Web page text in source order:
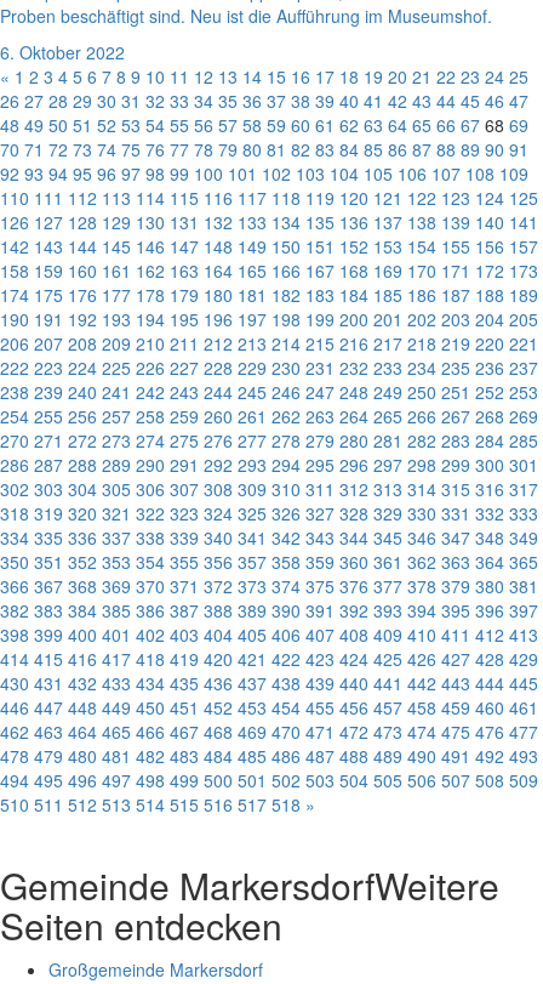
Proben beschäftigt sind. Neu ist die Aufführung im Museumshof.
6. Oktober 2022
« 1 2 3 4 5 6 7 8 9 10 11 12 13 14 15 16 17 18 19 20 21 22 23 24 25
26 27 28 29 30 31 32 33 34 35 36 37 38 39 40 41 42 43 44 45 46 47
48 49 50 51 52 53 54 55 56 57 58 59 60 61 62 63 64 65 66 67 68 69
70 71 72 73 74 75 76 77 78 79 80 81 82 83 84 85 86 87 88 89 90 91
92 93 94 95 96 97 98 99 100 101 102 103 104 105 106 107 108 109
110 111 112 113 114 115 116 117 118 119 120 121 122 123 124 125
126 127 128 129 130 131 132 133 134 135 136 137 138 139 140 141
142 143 144 145 146 147 148 149 150 151 152 153 154 155 156 157
158 159 160 161 162 163 164 165 166 167 168 169 170 171 172 173
174 175 176 177 178 179 180 181 182 183 184 185 186 187 188 189
190 191 192 193 194 195 196 197 198 199 200 201 202 203 204 205
206 207 208 209 210 211 212 213 214 215 216 217 218 219 220 221
222 223 224 225 226 227 228 229 230 231 232 233 234 235 236 237
238 239 240 241 242 243 244 245 246 247 248 249 250 251 252 253
254 255 256 257 258 259 260 261 262 263 264 265 266 267 268 269
270 271 272 273 274 275 276 277 278 279 280 281 282 283 284 285
286 287 288 289 290 291 292 293 294 295 296 297 298 299 300 301
302 303 304 305 306 307 308 309 310 311 312 313 314 315 316 317
318 319 320 321 322 323 324 325 326 327 328 329 330 331 332 333
334 335 336 337 338 339 340 341 342 343 344 345 346 347 348 349
350 351 352 353 354 355 356 357 358 359 360 361 362 363 364 365
366 367 368 369 370 371 372 373 374 375 376 377 378 379 380 381
382 383 384 385 386 387 388 389 390 391 392 393 394 395 396 397
398 399 400 401 402 403 404 405 406 407 408 409 410 411 412 413
414 415 416 417 418 419 420 421 422 423 424 425 426 427 428 429
430 431 432 433 434 435 436 437 438 439 440 441 442 443 444 445
446 447 448 449 450 451 452 453 454 455 456 457 458 459 460 461
462 463 464 465 466 467 468 469 470 471 472 473 474 475 476 477
478 479 480 481 482 483 484 485 486 487 488 489 490 491 492 493
494 495 496 497 498 499 500 501 502 503 504 505 506 507 508 509
510 511 512 513 514 515 516 517 518 »
Gemeinde MarkersdorfWeitere
Seiten entdecken
Großgemeinde Markersdorf